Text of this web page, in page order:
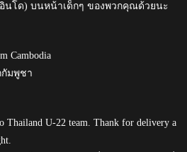
อินโด) บนหน้าเด็กๆ ของพวกคุณด้วยนะ
Cambodia
มพูชา
Thailand U-22 team. Thank for delivery a